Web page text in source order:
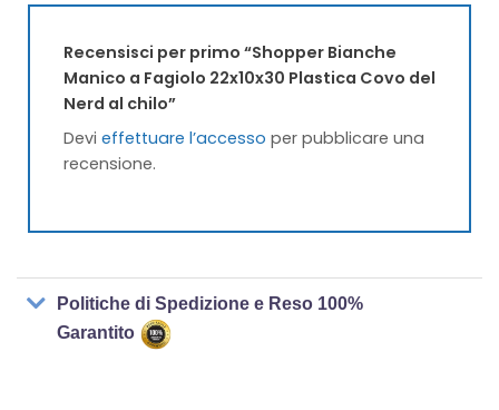
Recensisci per primo “Shopper Bianche
Manico a Fagiolo 22x10x30 Plastica Covo del
Nerd al chilo”
Devi effettuare l’accesso per pubblicare una
recensione.
Politiche di Spedizione e Reso 100%
Garantito